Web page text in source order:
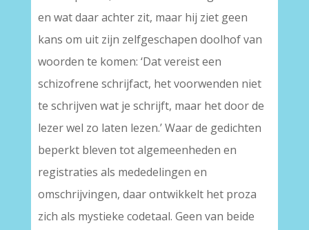
en wat daar achter zit, maar hij ziet geen
kans om uit zijn zelfgeschapen doolhof van
woorden te komen: ‘Dat vereist een
schizofrene schrijfact, het voorwenden niet
te schrijven wat je schrijft, maar het door de
lezer wel zo laten lezen.’ Waar de gedichten
beperkt bleven tot algemeenheden en
registraties als mededelingen en
omschrijvingen, daar ontwikkelt het proza
zich als mystieke codetaal. Geen van beide